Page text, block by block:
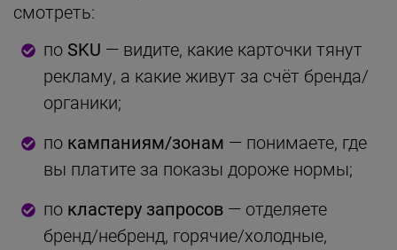
смотреть:
по SKU — видите, какие карточки тянут
рекламу, а какие живут за счёт бренда/
органики;
по кампаниям/зонам — понимаете, где
вы платите за показы дороже нормы;
по кластеру запросов — отделяете
бренд/небренд, горячие/холодные,